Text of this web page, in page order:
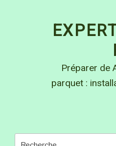
Préparer de
parquet :